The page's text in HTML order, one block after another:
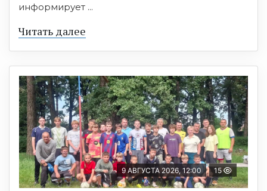
информирует ...
Читать далее
9 АВГУСТА 2026, 12:00 15